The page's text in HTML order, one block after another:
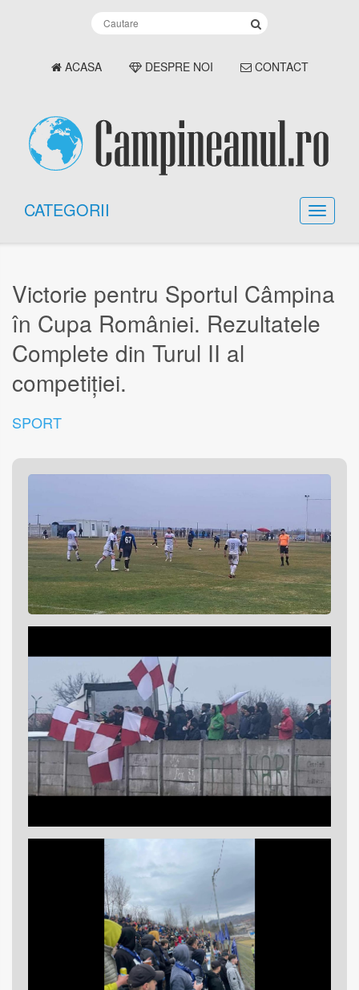
ACASA DESPRE NOI CONTACT
CATEGORII
Victorie pentru Sportul Câmpina
în Cupa României. Rezultatele
Complete din Turul II al
competiției.
SPORT